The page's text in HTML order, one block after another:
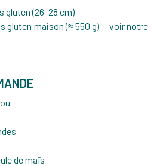
gluten (26–28 cm)
gluten maison (≈ 550 g) —voir notre
de maïs